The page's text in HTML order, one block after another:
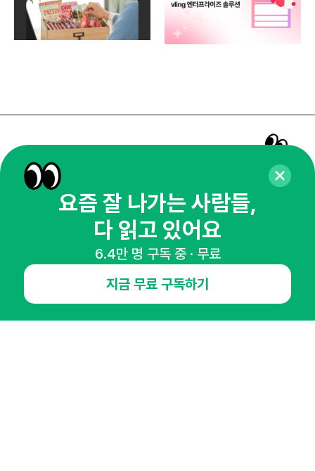
매주 화요일 아침,
마케팅 감각을 깨워 드릴게요!
65,043명의 마케터를 성장시키는 뉴스레터
뉴스레터 구독하기
NHN AD
요즘 잘 나가는 사람들,
다 읽고 있어요
6.4만 명 구독 중 · 무료
지금 무료 구독하기